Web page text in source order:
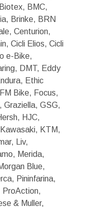
BMC,
Brinke, BRN
Centurion,
Cicli Elios, Cicli
e-Bike,
DMT, Eddy
Ethic
Bike, Focus,
Graziella, GSG,
HJC,
KTM,
Liv,
Merida,
Blue,
Pininfarina,
ProAction,
& Muller,